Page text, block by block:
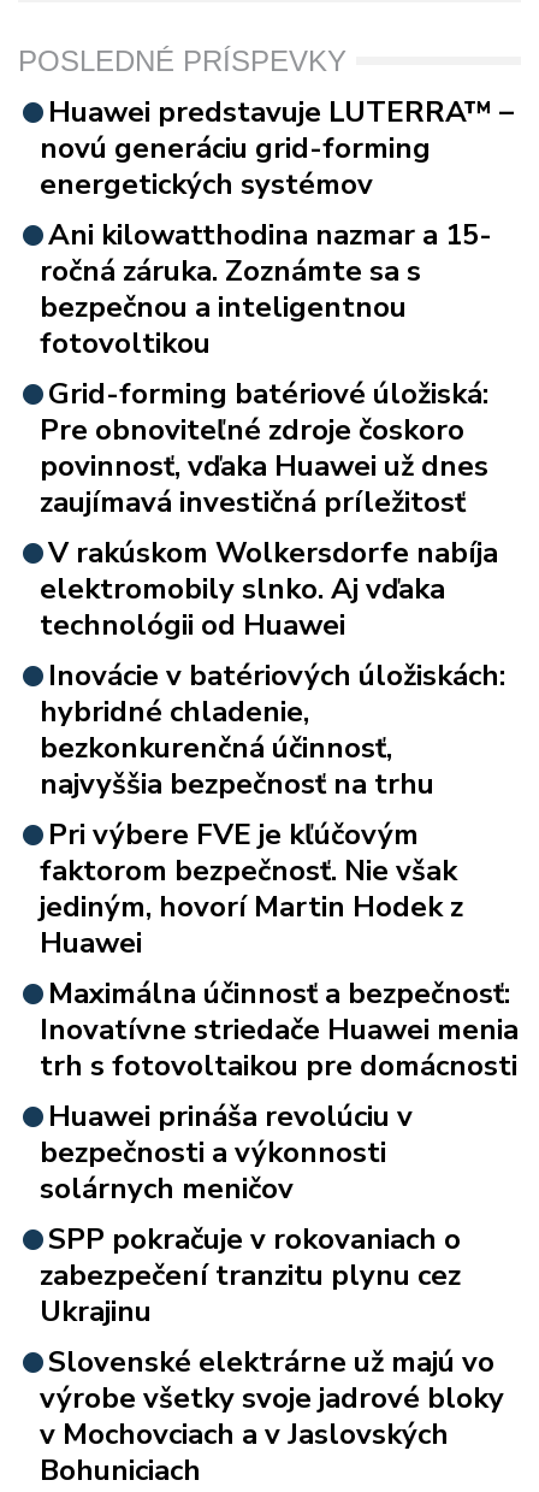
POSLEDNÉ PRÍSPEVKY
Huawei predstavuje LUTERRA™ –
novú generáciu grid-forming
energetických systémov
Ani kilowatthodina nazmar a 15-
ročná záruka. Zoznámte sa s
bezpečnou a inteligentnou
fotovoltikou
Grid-forming batériové úložiská:
Pre obnoviteľné zdroje čoskoro
povinnosť, vďaka Huawei už dnes
zaujímavá investičná príležitosť
V rakúskom Wolkersdorfe nabíja
elektromobily slnko. Aj vďaka
technológii od Huawei
Inovácie v batériových úložiskách:
hybridné chladenie,
bezkonkurenčná účinnosť,
najvyššia bezpečnosť na trhu
Pri výbere FVE je kľúčovým
faktorom bezpečnosť. Nie však
jediným, hovorí Martin Hodek z
Huawei
Maximálna účinnosť a bezpečnosť:
Inovatívne striedače Huawei menia
trh s fotovoltaikou pre domácnosti
Huawei prináša revolúciu v
bezpečnosti a výkonnosti
solárnych meničov
SPP pokračuje v rokovaniach o
zabezpečení tranzitu plynu cez
Ukrajinu
Slovenské elektrárne už majú vo
výrobe všetky svoje jadrové bloky
v Mochovciach a v Jaslovských
Bohuniciach